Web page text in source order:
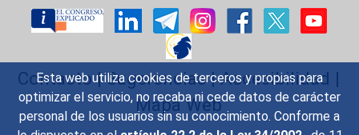
Esta web utiliza cookies de terceros y propias para
optimizar el servicio, no recaba ni cede datos de carácter
personal de los usuarios sin su conocimiento. Conforme a
Contacto|Sugerencias|Accesibilidad |
Mapa Web